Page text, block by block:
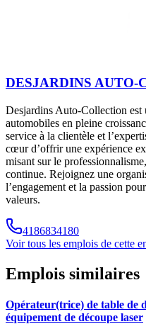
DESJARDINS AUTO-
Desjardins Auto-Collection est
automobiles en pleine
service à la clientèle et
cœur d’offrir une expérience
misant sur le
continue. Rejoignez une
l’engagement et la passion
valeurs.
4186834180
Voir tous les emplois de cette
Emplois similaires
Opérateur(trice) de table de
équipement de découpe laser